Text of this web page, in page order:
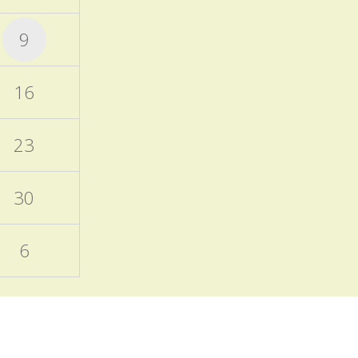
9
16
23
30
6